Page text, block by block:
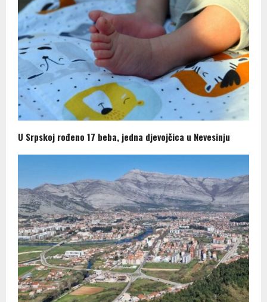
U Srpskoj rođeno 17 beba, jedna djevojčica u Nevesinju